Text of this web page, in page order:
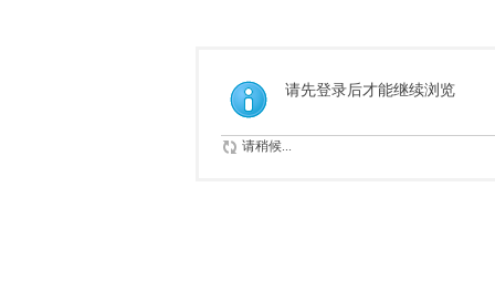
索
请先登录后才能继续浏览
请稍候...